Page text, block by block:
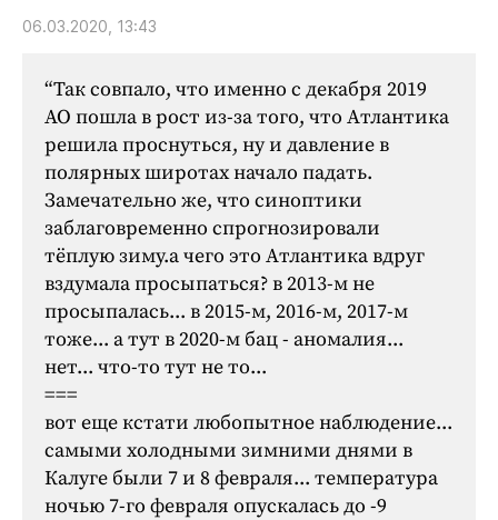
06.03.2020, 13:43
“Так совпало, что именно с декабря 2019
АО пошла в рост из-за того, что Атлантика
решила проснуться, ну и давление в
полярных широтах начало падать.
Замечательно же, что синоптики
заблаговременно спрогнозировали
тёплую зиму.а чего это Атлантика вдруг
вздумала просыпаться? в 2013-м не
просыпалась... в 2015-м, 2016-м, 2017-м
тоже... а тут в 2020-м бац - аномалия...
нет... что-то тут не то...
===
вот еще кстати любопытное наблюдение...
самыми холодными зимними днями в
Калуге были 7 и 8 февраля... температура
ночью 7-го февраля опускалась до -9